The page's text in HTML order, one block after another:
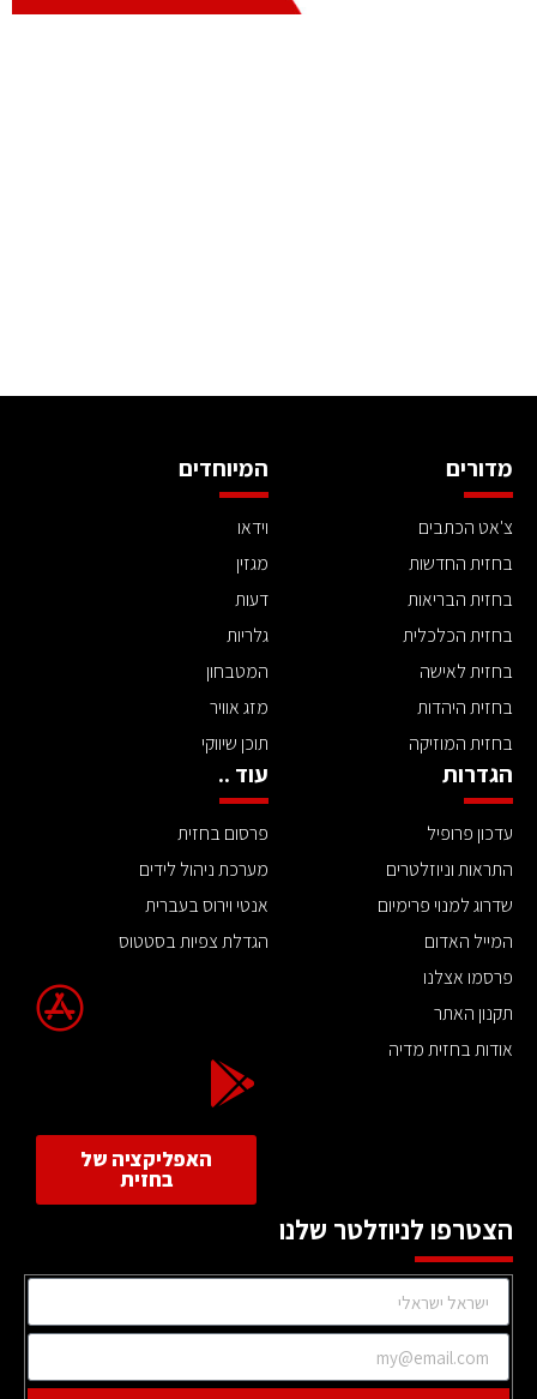
מדורים
צ'אט הכתבים
בחזית החדשות
בחזית הבריאות
בחזית הכלכלית
בחזית לאישה
בחזית היהדות
בחזית המוזיקה
המיוחדים
וידאו
מגזין
דעות
גלריות
המטבחון
מזג אוויר
תוכן שיווקי
הגדרות
עדכון פרופיל
התראות וניוזלטרים
שדרוג למנוי פרימיום
המייל האדום
פרסמו אצלנו
תקנון האתר
אודות בחזית מדיה
עוד ..
פרסום בחזית
מערכת ניהול לידים
אנטי וירוס בעברית
הגדלת צפיות בסטטוס
האפליקציה של
בחזית
הצטרפו לניוזלטר שלנו